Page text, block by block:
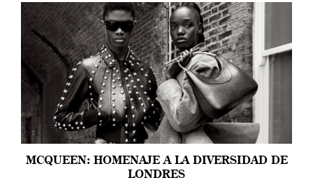
MCQUEEN: HOMENAJE A LA DIVERSIDAD DE
LONDRES